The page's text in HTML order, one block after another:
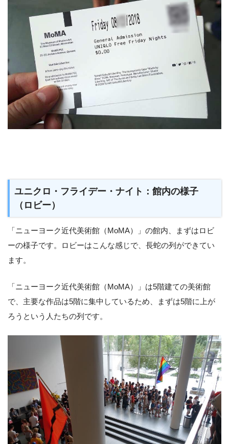
ユニクロ・フライデー・ナイト：館内の様子
（ロビー）
「ニューヨーク近代美術館（MoMA）」の館内、まずはロビ
ーの様子です。ロビーはこんな感じで、長蛇の列ができてい
ます。
「ニューヨーク近代美術館（MoMA）」は5階建ての美術館
で、主要な作品は5階に集中しているため、まずは5階に上が
ろうという人たちの列です。